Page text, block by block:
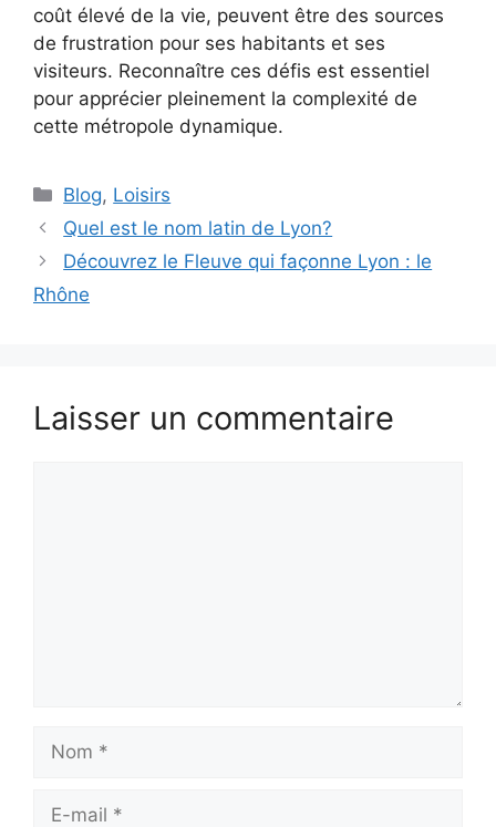
coût élevé de la vie, peuvent être des sources
de frustration pour ses habitants et ses
visiteurs. Reconnaître ces défis est essentiel
pour apprécier pleinement la complexité de
cette métropole dynamique.
Catégories
Blog, Loisirs
Quel est le nom latin de Lyon?
Découvrez le Fleuve qui façonne Lyon : le
Rhône
Laisser un commentaire